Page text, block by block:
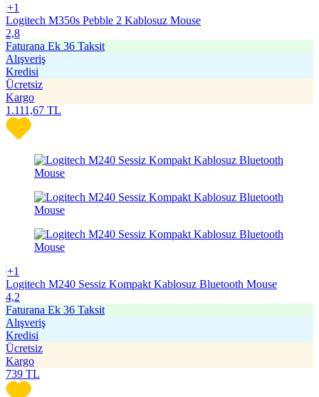
+1
Logitech M350s Pebble 2 Kablosuz Mouse
2,8
Faturana Ek 36 Taksit
Alışveriş
Kredisi
Ücretsiz
Kargo
1.111,67 TL
+1
Logitech M240 Sessiz Kompakt Kablosuz Bluetooth Mouse
4,2
Faturana Ek 36 Taksit
Alışveriş
Kredisi
Ücretsiz
Kargo
739 TL